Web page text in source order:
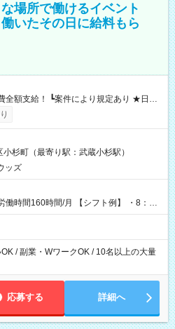
場所で働けるイベント
いたその日に給料もら
働いたその日に現金GET♪ お仕事後はコ
き落とせます！ 【試用期間】試
杉町（最寄り駅：武蔵小杉駅）
ッズ
間/月 【シフト例】 ・8：00
/ 副業・WワークOK / 10名以上の大量
応募する 詳細へ